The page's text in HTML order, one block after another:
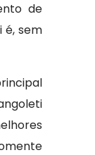
de
é, sem